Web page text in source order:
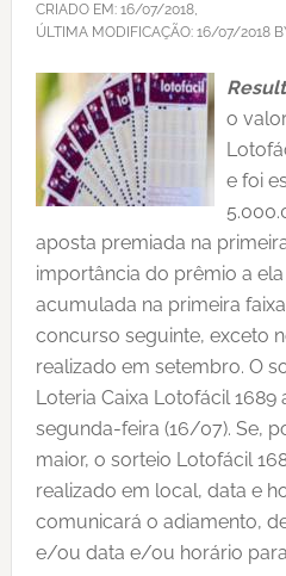
CRIADO EM: 16/07/2018,
ÚLTIMA MODIFICAÇÃO: 16/07/2018
o
e foi
aposta premiada na
importância do prêmio a
acumulada na primeira
concurso seguinte, exceto
realizado em setembro. O
Loteria Caixa Lotofácil
segunda-feira (16/07). Se,
maior, o sorteio Lotofácil
realizado em local, data e
comunicará o adiamento,
e/ou data e/ou horário